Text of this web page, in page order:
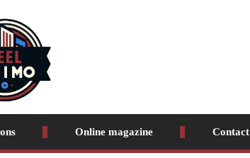
Online magazine Contact